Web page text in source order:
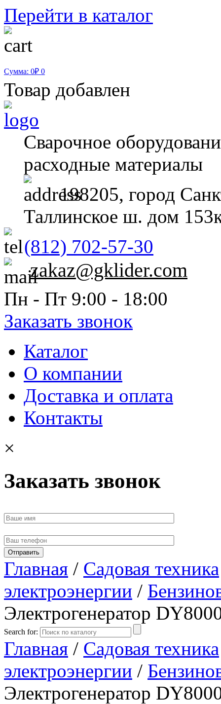
Перейти в каталог
Сумма: 0₽ 0
Товар добавлен
Сварочное
расходные материалы
198205, город
Таллинское ш. дом
(812) 702-57-30
zakaz@gklider.com
Пн - Пт 9:00 - 18:00
Заказать звонок
Каталог
О компании
Доставка и оплата
Контакты
×
Заказать звонок
Главная / Садовая техника
электроэнергии /
Электрогенератор
Search for:
Главная / Садовая техника
электроэнергии /
Электрогенератор